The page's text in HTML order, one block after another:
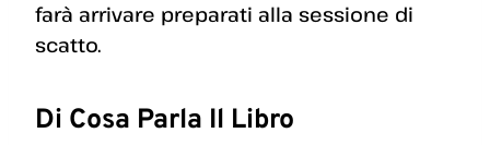
farà arrivare preparati alla sessione di
scatto.
Di Cosa Parla Il Libro